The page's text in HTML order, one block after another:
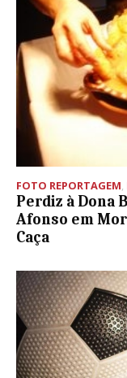
FOTO REPORTAGEM,
Perdiz à Dona
Afonso em
Caça